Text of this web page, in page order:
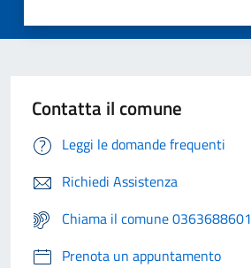
Contatta il comune
Leggi le domande frequenti
Richiedi Assistenza
Chiama il comune 0363688601
Prenota un appuntamento